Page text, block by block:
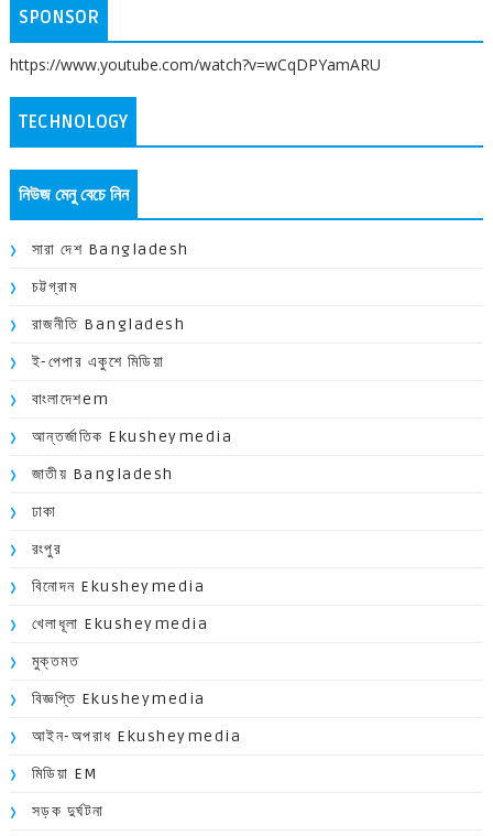
SPONSOR
https://www.youtube.com/watch?v=wCqDPYamARU
TECHNOLOGY
নিউজ মেনু বেচে নিন
সারা দেশ Bangladesh
চট্টগ্রাম
রাজনীতি Bangladesh
ই-পেপার একুশে মিডিয়া
বাংলাদেশem
আন্তর্জাতিক Ekusheymedia
জাতীয় Bangladesh
ঢাকা
রংপুর
বিনোদন Ekusheymedia
খেলাধূলা Ekusheymedia
মুক্তমত
বিজ্ঞপ্তি Ekusheymedia
আইন-অপরাধ Ekusheymedia
মিডিয়া EM
সড়ক দুর্ঘটনা